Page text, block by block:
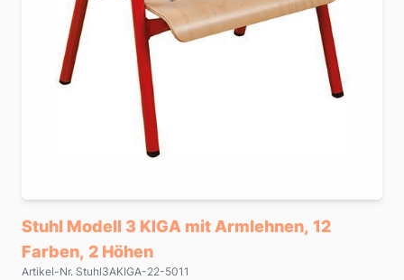
Stuhl Modell 3 KIGA mit Armlehnen, 12
Farben, 2 Höhen
Artikel-Nr. Stuhl3AKIGA-22-5011